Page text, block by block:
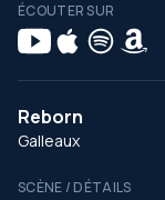
ÉCOUTER SUR
Reborn
Galleaux
SCÈNE / DÉTAILS